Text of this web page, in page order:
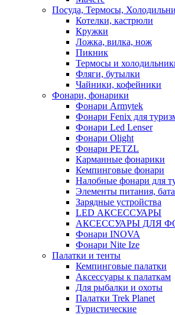
Посуда, Термосы,
Котелки, кастрюли
Кружки
Ложка, вилка, нож
Пикник
Термосы и
Фляги, бутылки
Чайники, кофейники
Фонари, фонарики
Фонари Armytek
Фонари Fenix для
Фонари Led Lenser
Фонари Olight
Фонари PETZL
Карманные фонарики
Кемпинговые фонари
Налобные фонари для
Элементы питания,
Зарядные устройства
LED АКСЕССУАРЫ
АКСЕССУАРЫ ДЛЯ
Фонари INOVA
Фонари Nite Ize
Палатки и тенты
Кемпинговые палатки
Аксессуары к палаткам
Для рыбалки и охоты
Палатки Trek Planet
Туристические